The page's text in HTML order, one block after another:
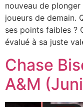
nouveau de
joueurs de demain.
ses points faibles ?
évalué à sa juste
Chase
A&M